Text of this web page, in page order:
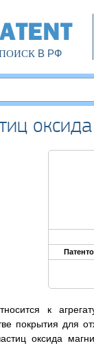
В РФ
к
покрытия для
оксида